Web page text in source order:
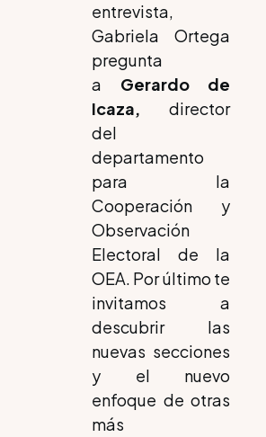
entrevista,
Gabriela Ortega
pregunta
a Gerardo de
Icaza, director
del
departamento
para la
Cooperación y
Observación
Electoral de la
OEA. Por último te
invitamos a
descubrir las
nuevas secciones
y el nuevo
enfoque de otras
más